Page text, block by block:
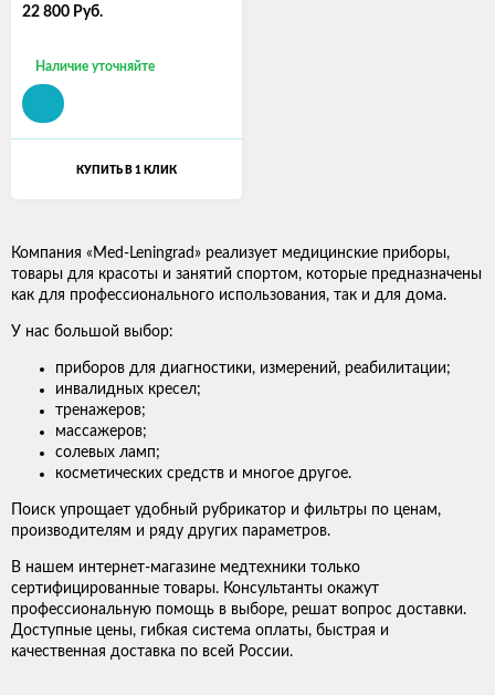
22 800 Руб.
Наличие уточняйте
КУПИТЬ В 1 КЛИК
Компания «Med-Leningrad» реализует медицинские приборы,
товары для красоты и занятий спортом, которые предназначены
как для профессионального использования, так и для дома.
У нас большой выбор:
приборов для диагностики, измерений, реабилитации;
инвалидных кресел;
тренажеров;
массажеров;
солевых ламп;
косметических средств и многое другое.
Поиск упрощает удобный рубрикатор и фильтры по ценам,
производителям и ряду других параметров.
В нашем интернет-магазине медтехники только
сертифицированные товары. Консультанты окажут
профессиональную помощь в выборе, решат вопрос доставки.
Доступные цены, гибкая система оплаты, быстрая и
качественная доставка по всей России.